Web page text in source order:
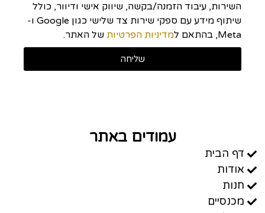
השירות, עיבוד הזמנה/בקשה, שיווק אישי ודיוור, כולל
שיתוף מידע עם ספקי שירות צד שלישי כגון Google ו-
Meta, בהתאם ל
מדיניות הפרטיות של האתר.
שליחה
עמודים באתר
דף הבית
אודות
חנות
מכנסיים